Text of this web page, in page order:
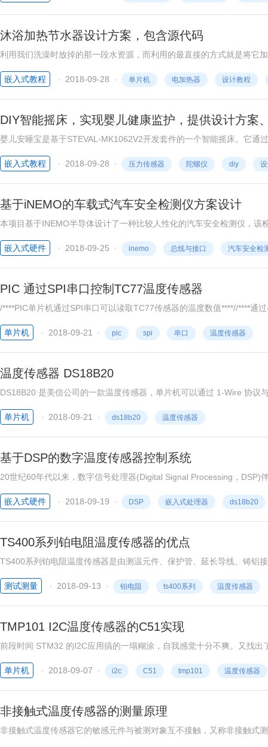
沐浴加热节水器设计方案，包含源代码
利用我们洗澡时放掉的那一段水资源，而利用的最直接的方式就是将它
源，所以我们又想到了温度控制，通过使用温度采集的方法，来时的加
度来控制加热器的开与断，而使得电能得到合理的使用，从而达到即节
嵌入式教程 2018-09-28 单片机 电加热器 设计教程
DIY智能摇床，实现婴儿健康监护，提供设计方案
婴儿安睡宝是基于STEVAL-MK1062V2开发套件的一个智能摇床。它通
感器来对婴儿睡眠环境进行监测并控制，使婴儿在一个温暖舒适的环境
嵌入式教程
2018-09-28 压力传感器 陀螺仪 diy
基于iNEMO的车载式汽车安全检测仪方案设计
本项目基于INEMO半导体设计了一种比较人性化的汽车安全检测仪，
驶的过程中，该检测仪能够自动检测出汽车行驶的速度及行驶路面的颠
对驾驶员进行提示，请驾驶员减速慢行。与此同时，该检测仪还能够接
嵌入式硬件 2018-09-25 inemo 总线与接口 汽车安全检
PIC 通过SPI串口控制TC77温度传感器
/****PIC单片机通过SPI串口可以读取TC77传感器的温度数值****//****通
************主程序************************/#include "p18f4620
单片机
2018-09-21 pic spi 串口 温度传感器
温度传感器 DS18B20
DS18B20 是美信公司的一款温度传感器，单片机可以通过 1-Wire 协
口很简单，只需要把 DS18B20 的数据引脚和单片机的一个 IO 口接上就
单片机
2018-09-21 ds18b20 温度传感器
基于DSP的数字温度传感器控制系统
20世纪60年代以来，数字信号处理器(Digital Signal Processing，DSP)
泛。在温度控制方面，尤其是固体激光器的温度控制，受其工作环境和
基本上都采用温度敏感电阻来测量温度，然后用风冷或者水冷方式来达
F2812与数字温度传感器DSl8B20设计出一个温度测量系统，根据测量
嵌入式硬件 2018-09-19 DSP 嵌入式处理器 ds18b20
TS400系列铂电阻温度传感器的优点
TS400系列铂电阻温度传感器是由测温元件、保护管、延长导线、铸铝
热电阻：金属铂(PT)的电阻值随温度变化而变化，并且具有很好的重现
测试测量
2018-09-13 铂电阻 ts400系列 温度传感器
TMP101 I2C温度传感器的C51实现
前段时间 STM32 的I2C应用搞的一塌糊涂，自我感觉十分不爽。又找
手。先在SMT32接线时连电源都接错了，上拉也没接。算了先在51 上
单片机
2018-09-07 i2c C51 tmp101 温度传感器
非接触式温度传感器的测量原理
非接触式温度传感器它的敏感元件与被测对象互不接触，又称非接触式